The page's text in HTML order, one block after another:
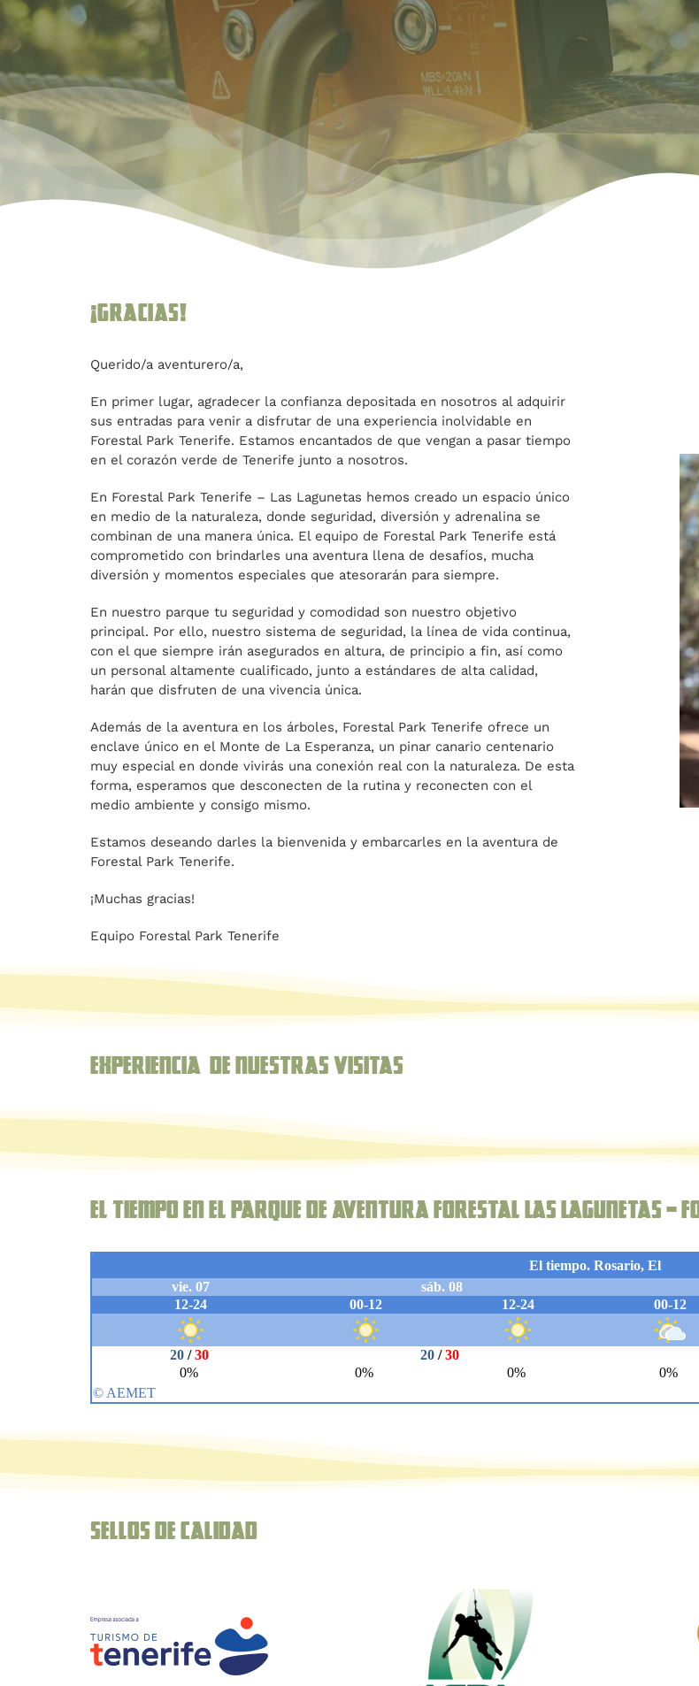
¡Gracias!
Querido/a aventurero/a,
En primer lugar, agradecer la confianza depositada en nosotros al adquirir
sus entradas para venir a disfrutar de una experiencia inolvidable en
Forestal Park Tenerife. Estamos encantados de que vengan a pasar tiempo
en el corazón verde de Tenerife junto a nosotros.
En Forestal Park Tenerife – Las Lagunetas hemos creado un espacio único
en medio de la naturaleza, donde seguridad, diversión y adrenalina se
combinan de una manera única. El equipo de Forestal Park Tenerife está
comprometido con brindarles una aventura llena de desafíos, mucha
diversión y momentos especiales que atesorarán para siempre.
En nuestro parque tu seguridad y comodidad son nuestro objetivo
principal. Por ello, nuestro sistema de seguridad, la línea de vida continua,
con el que siempre irán asegurados en altura, de principio a fin, así como
un personal altamente cualificado, junto a estándares de alta calidad,
harán que disfruten de una vivencia única.
Además de la aventura en los árboles, Forestal Park Tenerife ofrece un
enclave único en el Monte de La Esperanza, un pinar canario centenario
muy especial en donde vivirás una conexión real con la naturaleza. De esta
forma, esperamos que desconecten de la rutina y reconecten con el
medio ambiente y consigo mismo.
Estamos deseando darles la bienvenida y embarcarles en la aventura de
Forestal Park Tenerife.
¡Muchas gracias!
Equipo Forestal Park Tenerife
Experiencia de nuestras Visitas
El Tiempo en el parque de aventura forestal Las Lagunetas –
Sellos de Calidad